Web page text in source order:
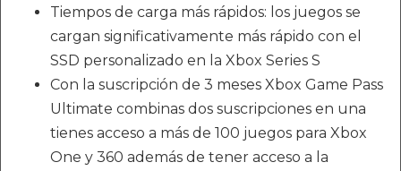
Tiempos de carga más rápidos: los juegos se
cargan significativamente más rápido con el
SSD personalizado en la Xbox Series S
Con la suscripción de 3 meses Xbox Game Pass
Ultimate combinas dos suscripciones en una
tienes acceso a más de 100 juegos para Xbox
One y 360 además de tener acceso a la